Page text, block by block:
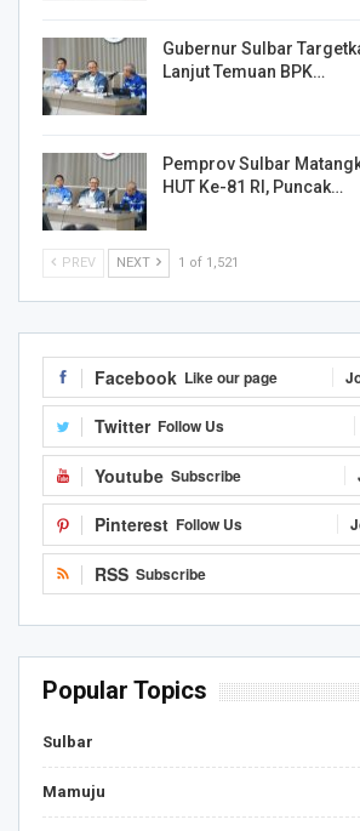
Gubernur Sulbar
Lanjut Temuan BPK…
Pemprov Sulbar
HUT Ke-81 RI, Puncak…
PREV NEXT 1 of 1,521
Facebook Like our page
Twitter Follow Us
Youtube Subscribe
Pinterest Follow Us
RSS Subscribe
Popular Topics
Sulbar
Mamuju